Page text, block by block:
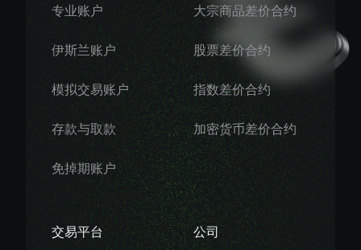
专业账户
伊斯兰账户
模拟交易账户
存款与取款
免掉期账户
大宗商品差价合约
股票差价合约
指数差价合约
加密货币差价合约
交易平台 公司